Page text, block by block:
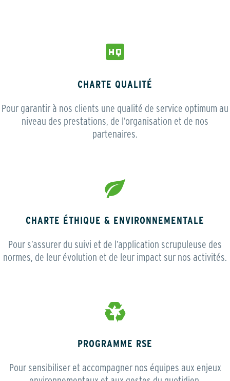
CHARTE QUALITÉ
Pour garantir à nos clients une qualité de service optimum au
niveau des prestations, de l’organisation et de nos
partenaires.
CHARTE ÉTHIQUE & ENVIRONNEMENTALE
Pour s’assurer du suivi et de l’application scrupuleuse des
normes, de leur évolution et de leur impact sur nos activités.
PROGRAMME RSE
Pour sensibiliser et accompagner nos équipes aux enjeux